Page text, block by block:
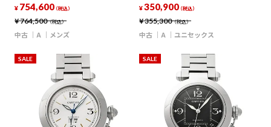
¥764,500（税込）
¥ 754,600（税込）
中古 A メンズ
¥355,300（税込）
¥350,900（税込）
中古 A ユニセックス
SALE SALE